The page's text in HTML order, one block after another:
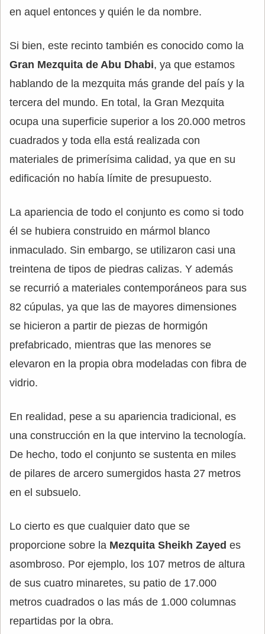
en aquel entonces y quién le da nombre.
Si bien, este recinto también es conocido como la
Gran Mezquita de Abu Dhabi, ya que estamos
hablando de la mezquita más grande del país y la
tercera del mundo. En total, la Gran Mezquita
ocupa una superficie superior a los 20.000 metros
cuadrados y toda ella está realizada con
materiales de primerísima calidad, ya que en su
edificación no había límite de presupuesto.
La apariencia de todo el conjunto es como si todo
él se hubiera construido en mármol blanco
inmaculado. Sin embargo, se utilizaron casi una
treintena de tipos de piedras calizas. Y además
se recurrió a materiales contemporáneos para sus
82 cúpulas, ya que las de mayores dimensiones
se hicieron a partir de piezas de hormigón
prefabricado, mientras que las menores se
elevaron en la propia obra modeladas con fibra de
vidrio.
En realidad, pese a su apariencia tradicional, es
una construcción en la que intervino la tecnología.
De hecho, todo el conjunto se sustenta en miles
de pilares de arcero sumergidos hasta 27 metros
en el subsuelo.
Lo cierto es que cualquier dato que se
proporcione sobre la Mezquita Sheikh Zayed es
asombroso. Por ejemplo, los 107 metros de altura
de sus cuatro minaretes, su patio de 17.000
metros cuadrados o las más de 1.000 columnas
repartidas por la obra.